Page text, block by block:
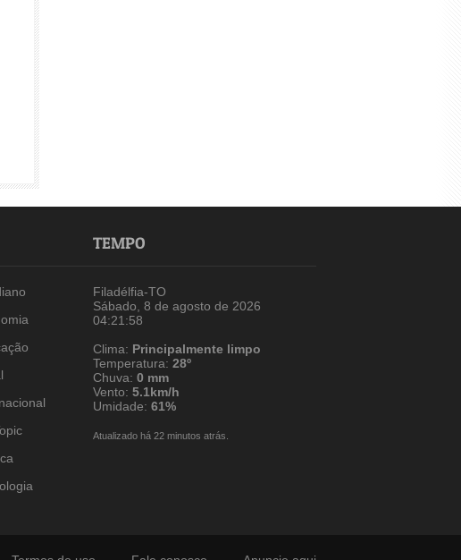
TEMPO
Filadélfia-TO
Sábado, 8 de agosto de 2026
04:21:59
Clima: Principalmente limpo
Temperatura: 28º
Chuva: 0 mm
Vento: 5.1km/h
Umidade: 61%
Atualizado há 22 minutos atrás.